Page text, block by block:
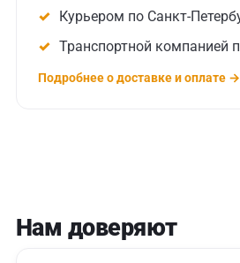
Курьером по Санкт-
Транспортной компанией
Подробнее о доставке и оплате →
Нам доверяют